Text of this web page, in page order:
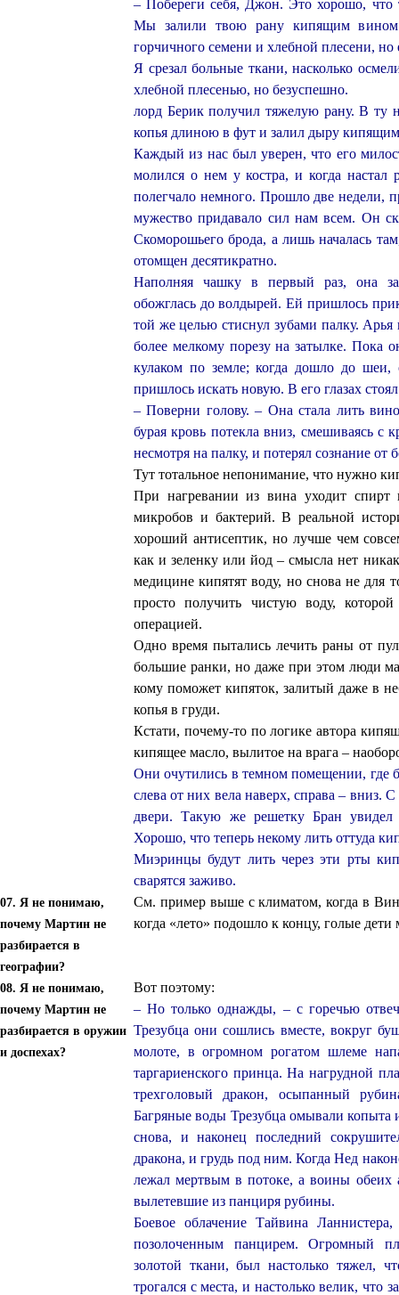
– Побереги себя, Джон. Это хорошо, что
Мы залили твою рану кипящим
горчичного семени и хлебной плесени,
Я срезал больные ткани, насколько
хлебной плесенью, но безуспешно.
лорд Берик получил тяжелую рану. В ту
копья длиною в фут и залил дыру
Каждый из нас был уверен, что его
молился о нем у костра, и когда
полегчало немного. Прошло две недели,
мужество придавало сил нам всем. Он
Скоморошьего брода, а лишь началась
отомщен десятикратно.
Наполняя чашку в первый раз, она
обожглась до волдырей. Ей пришлось
той же целью стиснул зубами палку. Арья
более мелкому порезу на затылке. Пока
кулаком по земле; когда дошло до
пришлось искать новую. В его глазах
– Поверни голову. – Она стала лить
бурая кровь потекла вниз, смешиваясь с
несмотря на палку, и потерял сознание от
Тут тотальное непонимание, что нужно
При нагревании из вина уходит спирт
микробов и бактерий. В реальной
хороший антисептик, но лучше чем
как и зеленку или йод – смысла нет
медицине кипятят воду, но снова не для
просто получить чистую воду,
операцией.
Одно время пытались лечить раны от
большие ранки, но даже при этом люди
кому поможет кипяток, залитый даже в
копья в груди.
Кстати, почему-то по логике автора
кипящее масло, вылитое на врага –
Они очутились в темном помещении, где
слева от них вела наверх, справа – вниз.
двери. Такую же решетку Бран
Хорошо, что теперь некому лить оттуда
Миэринцы будут лить через эти рты
сварятся заживо.
07. Я не понимаю,
почему Мартин не
разбирается в
географии?
См. пример выше с климатом, когда в
когда «лето» подошло к концу, голые дети
08. Я не понимаю,
почему Мартин не
разбирается в оружии
и доспехах?
Вот поэтому:
– Но только однажды, – с горечью
Трезубца они сошлись вместе, вокруг
молоте, в огромном рогатом шлеме
таргариенского принца. На нагрудной
трехголовый дракон, осыпанный
Багряные воды Трезубца омывали копыта
снова, и наконец последний
дракона, и грудь под ним. Когда Нед
лежал мертвым в потоке, а воины обеих
вылетевшие из панциря рубины.
Боевое облачение Тайвина
позолоченным панцирем. Огромный
золотой ткани, был настолько тяжел,
трогался с места, и настолько велик, что